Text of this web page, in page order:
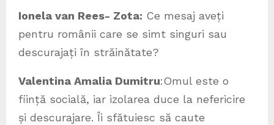
Ionela van Rees- Zota: Ce mesaj aveți
pentru românii care se simt singuri sau
descurajați în străinătate?
Valentina Amalia Dumitru:Omul este o
ființă socială, iar izolarea duce la nefericire
și descurajare. Îi sfătuiesc să caute